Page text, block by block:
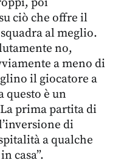
ciò che offre il
al meglio.
no,
a meno di
il giocatore a
questo è un
prima partita di
di
a qualche
casa”.